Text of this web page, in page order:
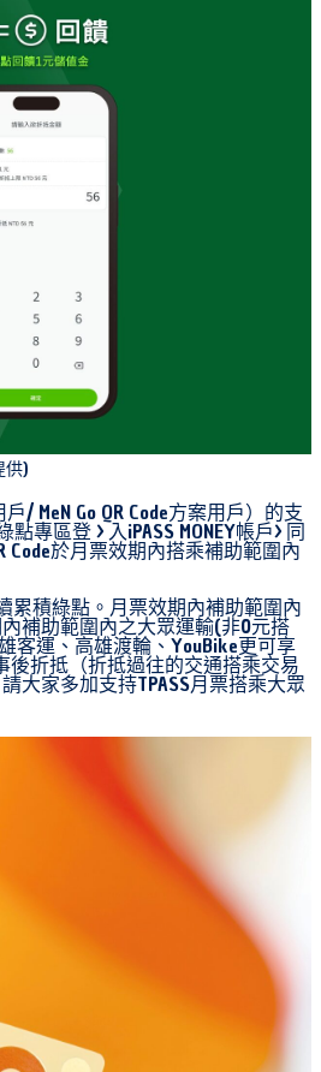
供)
/ MeN Go QR Code方案用戶）的支
專區登 > 入iPASS MONEY帳戶> 同
Code於月票效期內搭乘補助範圍內
累積綠點。月票效期內補助範圍內
補助範圍內之大眾運輸(非0元搭
客運、高雄渡輪、YouBike更可享
折抵（折抵過往的交通搭乘交易
大家多加支持TPASS月票搭乘大眾